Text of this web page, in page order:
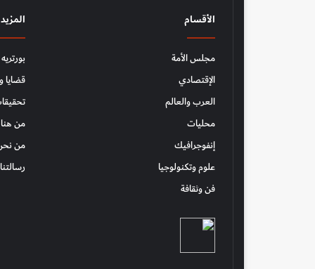
الأقسام
مجلس الأمة
الإقتصادي
العرب والعالم
محليات
إنفوجرافيك
علوم وتكنولوجيا
فن وثقافة
المزيد
بورتريه
قضايا
من
من
رسالتنا